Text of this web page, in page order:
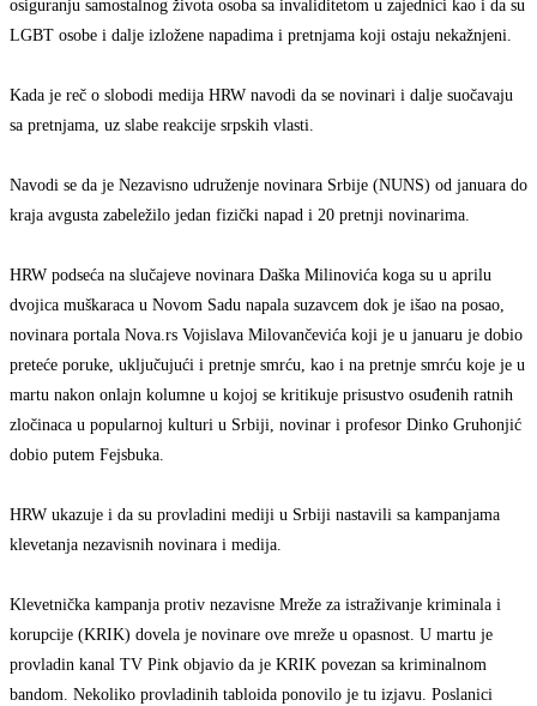
osiguranju samostalnog života osoba sa invaliditetom u zajednici kao i da su
LGBT osobe i dalje izložene napadima i pretnjama koji ostaju nekažnjeni.
Kada je reč o slobodi medija HRW navodi da se novinari i dalje suočavaju
sa pretnjama, uz slabe reakcije srpskih vlasti.
Navodi se da je Nezavisno udruženje novinara Srbije (NUNS) od januara do
kraja avgusta zabeležilo jedan fizički napad i 20 pretnji novinarima.
HRW podseća na slučajeve novinara Daška Milinovića koga su u aprilu
dvojica muškaraca u Novom Sadu napala suzavcem dok je išao na posao,
novinara portala Nova.rs Vojislava Milovančevića koji je u januaru je dobio
preteće poruke, uključujući i pretnje smrću, kao i na pretnje smrću koje je u
martu nakon onlajn kolumne u kojoj se kritikuje prisustvo osuđenih ratnih
zločinaca u popularnoj kulturi u Srbiji, novinar i profesor Dinko Gruhonjić
dobio putem Fejsbuka.
HRW ukazuje i da su provladini mediji u Srbiji nastavili sa kampanjama
klevetanja nezavisnih novinara i medija.
Klevetnička kampanja protiv nezavisne Mreže za istraživanje kriminala i
korupcije (KRIK) dovela je novinare ove mreže u opasnost. U martu je
provladin kanal TV Pink objavio da je KRIK povezan sa kriminalnom
bandom. Nekoliko provladinih tabloida ponovilo je tu izjavu. Poslanici